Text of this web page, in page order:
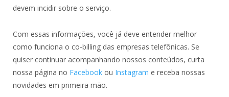
devem incidir sobre o serviço.
Com essas informações, você já deve entender melhor
como funciona o co-billing das empresas telefônicas. Se
quiser continuar acompanhando nossos conteúdos, curta
nossa página no Facebook ou Instagram e receba nossas
novidades em primeira mão.